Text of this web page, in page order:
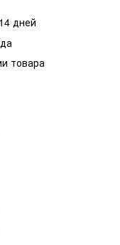
дней
товара